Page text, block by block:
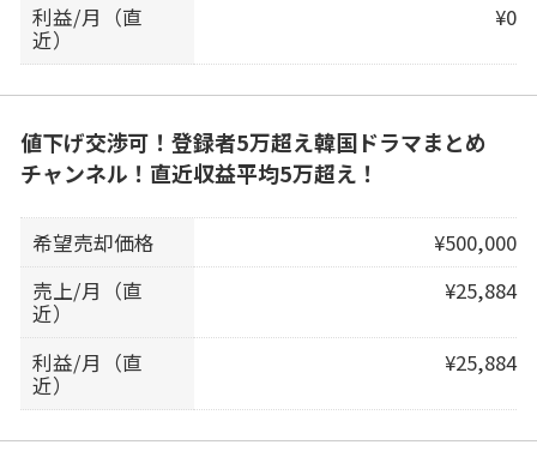
利益/月（直
近）
¥0
値下げ交渉可！登録者5万超え韓国ドラマまとめ
チャンネル！直近収益平均5万超え！
希望売却価格
¥500,000
売上/月（直
近）
¥25,884
利益/月（直
近）
¥25,884